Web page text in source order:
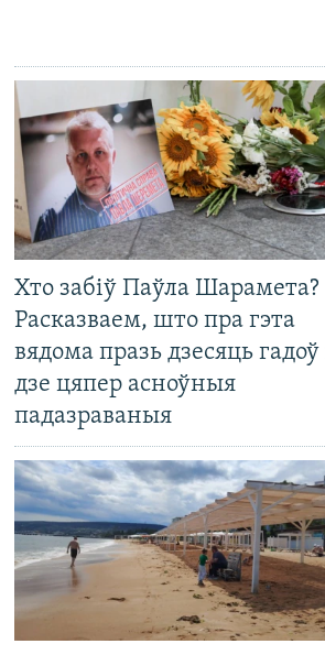
Хто забіў Паўла Шарамета?
Расказваем, што пра гэта
вядома празь дзесяць гадоў
дзе цяпер асноўныя
падазраваныя